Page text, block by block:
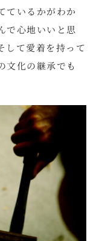
ているかがわか
で心地いいと思
して愛着を持って
文化の継承でも